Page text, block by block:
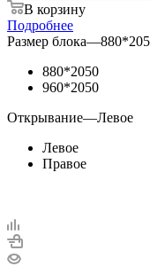
В корзину
Подробнее
Размер блока—
880*2050
960*2050
Открывание—Левое
Левое
Правое